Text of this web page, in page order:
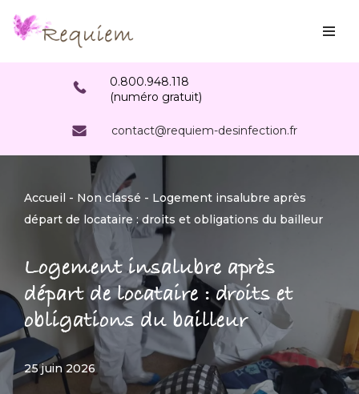
Aller
au
0.800.948.118
(numéro gratuit)
contact@requiem-desinfection.fr
Accueil - Non classé - Logement insalubre après
départ de locataire : droits et obligations du bailleur
Logement insalubre après
départ de locataire : droits et
obligations du bailleur
25 juin 2026